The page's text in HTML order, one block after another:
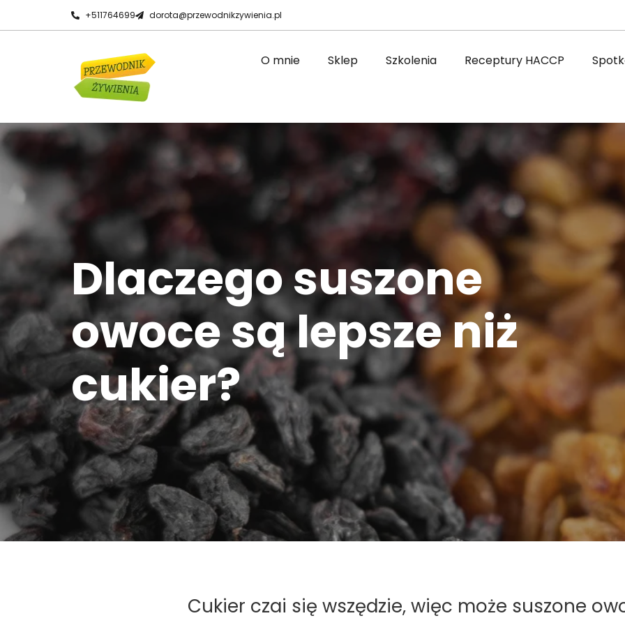
+511764699 dorota@przewodnikzywienia.pl
O mnie Sklep Szkolenia Receptury HACCP
Dlaczego suszone
owoce są lepsze niż
cukier?
Cukier czai się wszędzie, więc może suszone